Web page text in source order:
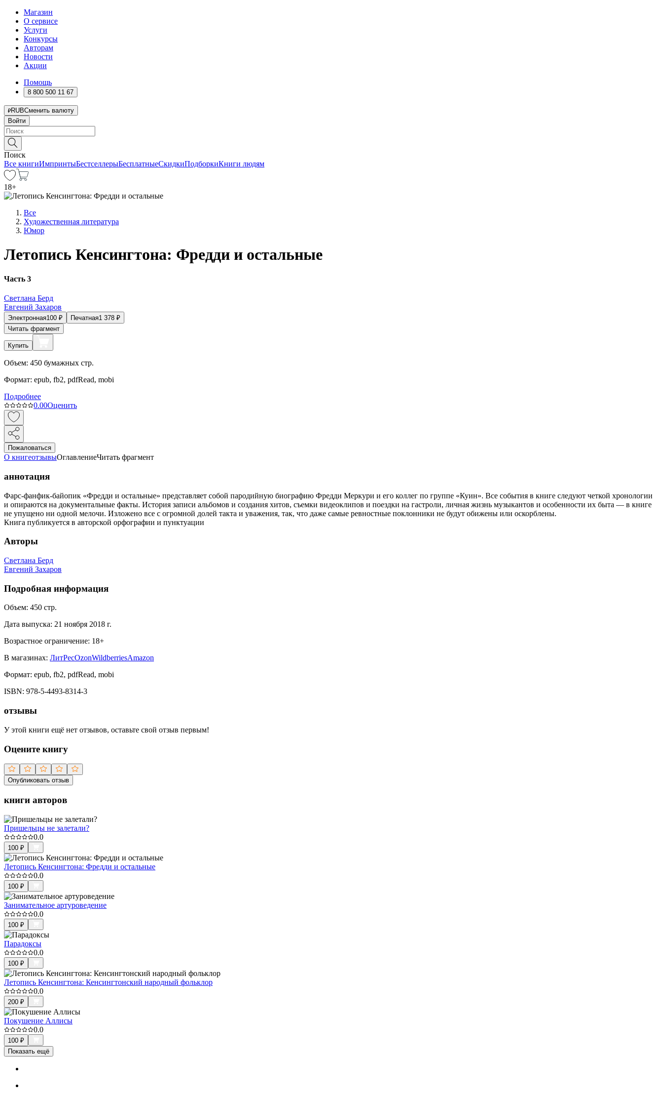
Магазин
О сервисе
Услуги
Конкурсы
Авторам
Новости
Акции
Помощь
8 800 500 11 67
RUBСменить валюту
Войти
Поиск
Все книгиИмпринтыБестселлерыБесплатныеСкидкиПодборкиКниги людям
18+
Все
Художественная литература
Юмор
Летопись Кенсингтона: Фредди и остальные
Часть 3
Светлана Берд
Евгений Захаров
Электронная100 ₽ Печатная1 378 ₽
Читать фрагмент
Купить
Объем: 450 бумажных стр.
Формат: epub, fb2, pdfRead, mobi
Подробнее
0.00Оценить
Пожаловаться
О книгеотзывыОглавлениеЧитать фрагмент
аннотация
Фарс-фанфик-байопик «Фредди и остальные» представляет собой пародийную биографию Фредди Меркури и его коллег по группе «Куин». Все события в книге следуют четкой хронологии
и опираются на документальные факты. История записи альбомов и создания хитов, съемки видеоклипов и поездки на гастроли, личная жизнь музыкантов и особенности их быта — в книге
не упущено ни одной мелочи. Изложено все с огромной долей такта и уважения, так, что даже самые ревностные поклонники не будут обижены или оскорблены.
Книга публикуется в авторской орфографии и пунктуации
Авторы
Светлана Берд
Евгений Захаров
Подробная информация
Объем: 450 стр.
Дата выпуска: 21 ноября 2018 г.
Возрастное ограничение: 18+
В магазинах: ЛитРесOzonWildberriesAmazon
Формат: epub, fb2, pdfRead, mobi
ISBN: 978-5-4493-8314-3
отзывы
У этой книги ещё нет отзывов, оставьте свой отзыв первым!
Оцените книгу
Опубликовать отзыв
книги авторов
Пришельцы не залетали?
0.0
100 ₽
Летопись Кенсингтона: Фредди и остальные
0.0
100 ₽
Занимательное артуроведение
0.0
100 ₽
Парадоксы
0.0
100 ₽
Летопись Кенсингтона: Кенсингтонский народный фольклор
0.0
200 ₽
Покушение Аллисы
0.0
100 ₽
Показать ещё